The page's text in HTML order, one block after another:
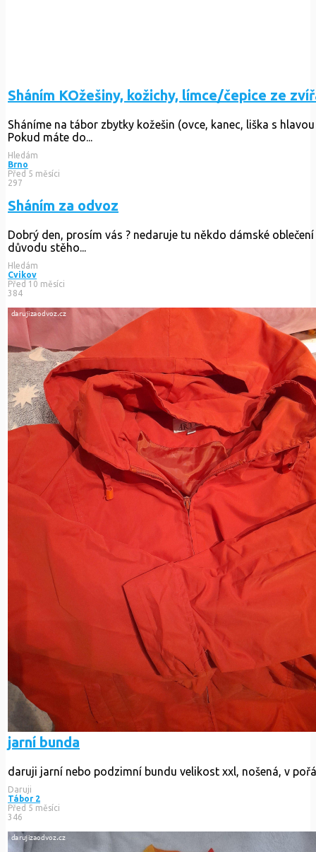
Sháním KOžešiny, kožichy, límce/čepice ze
Sháníme na tábor zbytky kožešin (ovce, kanec, liška s
Pokud máte do...
Hledám
Brno
Před 5 měsíci
297
Sháním za odvoz
Dobrý den, prosím vás ? nedaruje tu někdo dámské
důvodu stěho...
Hledám
Cvikov
Před 10 měsíci
384
jarní bunda
daruji jarní nebo podzimní bundu velikost xxl, nošená, v
Daruji
Tábor 2
Před 5 měsíci
346